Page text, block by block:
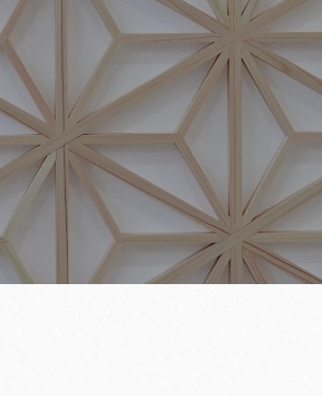
葬彩の杜 別
別邸 巣子プラン